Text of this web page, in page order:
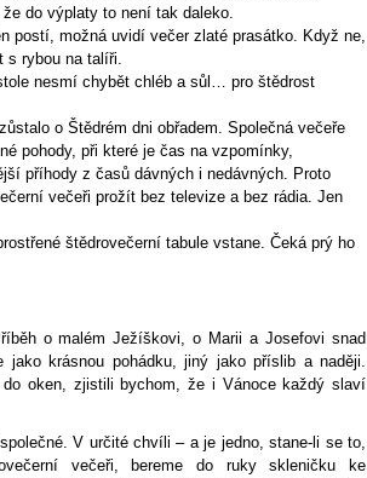
do výplaty to není tak daleko.
postí, možná uvidí večer zlaté prasátko. Když ne,
s rybou na talíři.
nesmí chybět chléb a sůl… pro štědrost
o Štědrém dni obřadem. Společná večeře
pohody, při které je čas na vzpomínky,
příhody z časů dávných i nedávných. Proto
večeři prožít bez televize a bez rádia. Jen
štědrovečerní tabule vstane. Čeká prý ho
o malém Ježíškovi, o Marii a Josefovi snad
jako krásnou pohádku, jiný jako příslib a naději.
do oken, zjistili bychom, že i Vánoce každý slaví
V určité chvíli – a je jedno, stane-li se to,
večeři, bereme do ruky skleničku ke